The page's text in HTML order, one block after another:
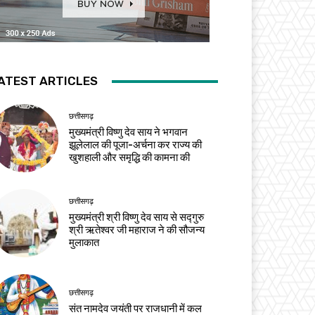
ARTICLES
छत्तीसगढ़
मुख्यमंत्री विष्णु देव साय ने भगवान
झूलेलाल की पूजा-अर्चना कर राज्य की
खुशहाली और समृद्धि की कामना की
छत्तीसगढ़
मुख्यमंत्री श्री विष्णु देव साय से सद्गुरु
श्री ऋतेश्वर जी महाराज ने की सौजन्य
मुलाकात
छत्तीसगढ़
संत नामदेव जयंती पर राजधानी में कल